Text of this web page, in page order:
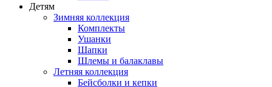
Детям
Зимняя коллекция
Комплекты
Ушанки
Шапки
Шлемы и балаклавы
Летняя коллекция
Бейсболки и кепки